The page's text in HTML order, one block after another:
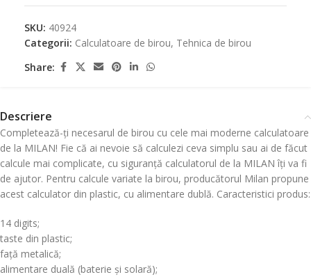
SKU: 40924
Categorii: Calculatoare de birou, Tehnica de birou
Share:
Descriere
Completează-ți necesarul de birou cu cele mai moderne calculatoare
de la MILAN! Fie că ai nevoie să calculezi ceva simplu sau ai de făcut
calcule mai complicate, cu siguranță calculatorul de la MILAN îți va fi
de ajutor. Pentru calcule variate la birou, producătorul Milan propune
acest calculator din plastic, cu alimentare dublă. Caracteristici produs:
14 digits;
taste din plastic;
față metalică;
alimentare duală (baterie și solară);